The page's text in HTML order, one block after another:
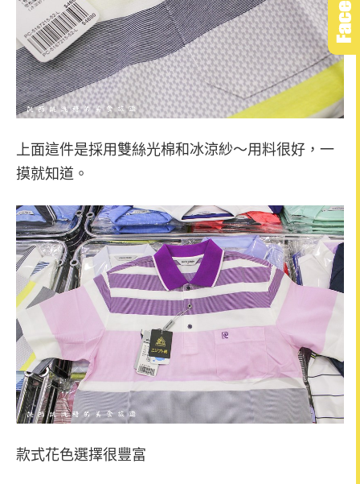
上面這件是採用雙絲光棉和冰涼紗～用料很好，一
摸就知道。
款式花色選擇很豐富